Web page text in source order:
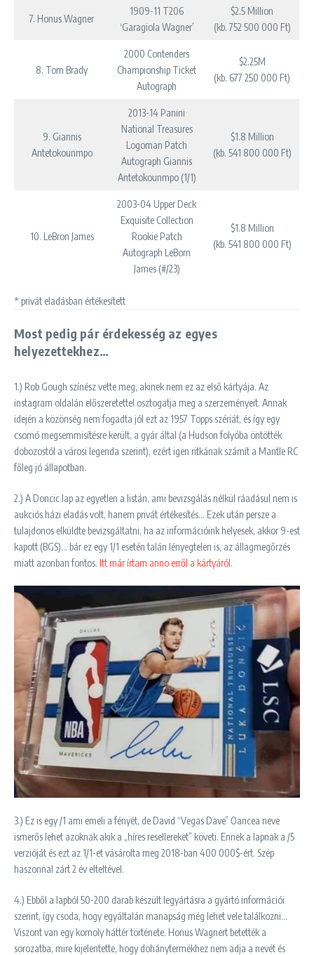
7. Honus Wagner
1909-11 T206
‘Garagiola Wagner’
$2.5 Million
(kb. 752 500 000 Ft)
8. Tom Brady
2000 Contenders
Championship Ticket
Autograph
$2.25M
(kb. 677 250 000 Ft)
9. Giannis
Antetokounmpo
2013-14 Panini
National Treasures
Logoman Patch
Autograph Giannis
Antetokounmpo (1/1)
$1.8 Million
(kb. 541 800 000 Ft)
10. LeBron James
2003-04 Upper Deck
Exquisite Collection
Rookie Patch
Autograph LeBorn
James (#/23)
$1.8 Million
(kb. 541 800 000 Ft)
* privát eladásban értékesített
Most pedig pár érdekesség az egyes
helyezettekhez…
1.) Rob Gough színész vette meg, akinek nem ez az első kártyája. Az
instagram oldalán előszeretettel osztogatja meg a szerzeményeit. Annak
idején a közönség nem fogadta jól ezt az 1957 Topps szériát, és így egy
csomó megsemmisítésre került, a gyár által (a Hudson folyóba öntötték
dobozostól a városi legenda szerint), ezért igen ritkának számít a Mantle RC
főleg jó állapotban.
2.) A Doncic lap az egyetlen a listán, ami bevizsgálás nélkül ráadásul nem is
aukciós házi eladás volt, hanem privát értékesítés… Ezek után persze a
tulajdonos elküldte bevizsgáltatni, ha az információink helyesek, akkor 9-est
kapott (BGS)… bár ez egy 1/1 esetén talán lényegtelen is, az állagmegőrzés
miatt azonban fontos. Itt már írtam anno erről a kártyáról.
3.) Ez is egy /1 ami emeli a fényét, de David “Vegas Dave” Oancea neve
ismerős lehet azoknak akik a „híres resellereket” követi. Ennek a lapnak a /5
verzióját és ezt az 1/1-et vásárolta meg 2018-ban 400 000$-ért. Szép
haszonnal zárt 2 év elteltével.
4.) Ebből a lapból 50-200 darab készült legyártásra a gyártó információi
szerint, így csoda, hogy egyáltalán manapság még lehet vele találkozni…
Viszont van egy komoly háttér története. Honus Wagnert betették a
sorozatba, mire kijelentette, hogy dohánytermékhez nem adja a nevét és